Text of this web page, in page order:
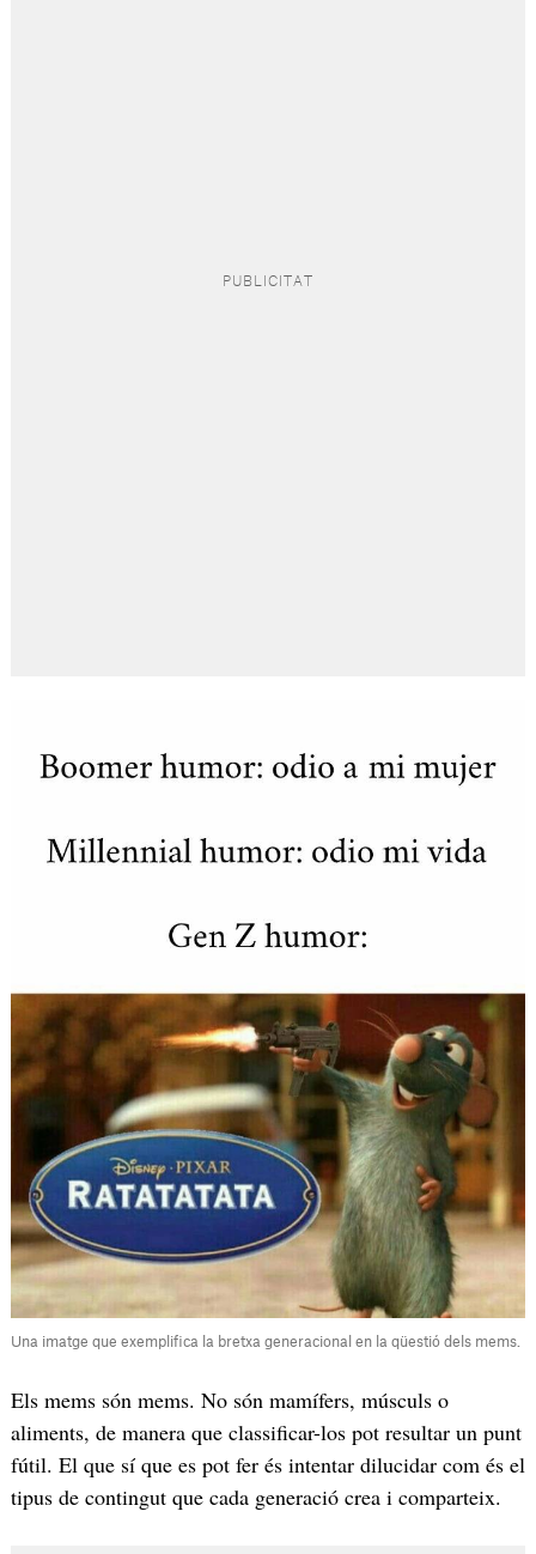
Una imatge que exemplifica la bretxa generacional en la qüestió dels mems.
Els mems són mems. No són mamífers, músculs o
aliments, de manera que classificar-los pot resultar un punt
fútil. El que sí que es pot fer és intentar dilucidar com és el
tipus de contingut que cada generació crea i comparteix.